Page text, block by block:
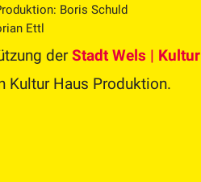
Boris Schuld
Ettl
derStadt Wels | Kultur
Kultur Haus Produktion.